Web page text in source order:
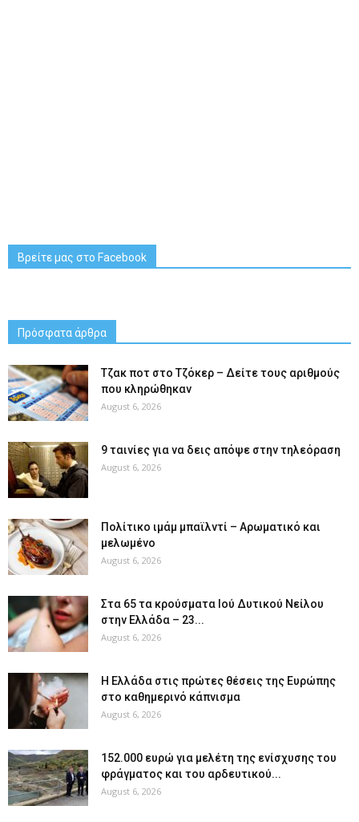
Βρείτε μας στο Facebook
Πρόσφατα άρθρα
Tζακ ποτ στο Τζόκερ – Δείτε τους αριθμούς
που κληρώθηκαν
August 6, 2026
9 ταινίες για να δεις απόψε στην τηλεόραση
August 6, 2026
Πολίτικο ιμάμ μπαϊλντί – Αρωματικό και
μελωμένο
August 6, 2026
Στα 65 τα κρούσματα Ιού Δυτικού Νείλου
στην Ελλάδα – 23...
August 6, 2026
Η Ελλάδα στις πρώτες θέσεις της Ευρώπης
στο καθημερινό κάπνισμα
August 6, 2026
152.000 ευρώ για μελέτη της ενίσχυσης του
φράγματος και του αρδευτικού...
August 6, 2026